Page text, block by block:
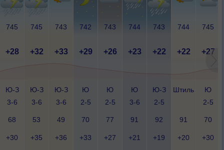
745 745 743 742 743 744 743 744 745
+28 +32 +33 +29 +26 +23 +22 +22 +27
Ю-З
3-6
Ю-З
3-6
Ю-З
3-6
Ю
2-5
Ю
2-5
Ю
3-6
Ю-З
2-5
Штиль
Ю
2-5
68 53 49 70 77 91 92 91 70
+30 +35 +36 +33 +27 +21 +19 +20 +30